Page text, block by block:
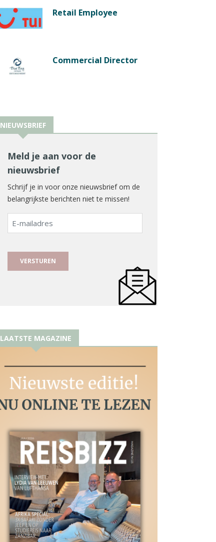
Retail Employee
Commercial Director
NIEUWSBRIEF
Meld je aan voor de
nieuwsbrief
Schrijf je in voor onze nieuwsbrief om de
belangrijkste berichten niet te missen!
E-
mailadres
LAATSTE MAGAZINE